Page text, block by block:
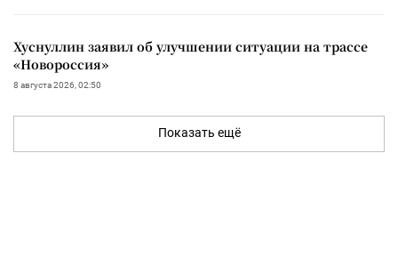
Хуснуллин заявил об улучшении ситуации на трассе
«Новороссия»
8 августа 2026, 02:50
Показать ещё